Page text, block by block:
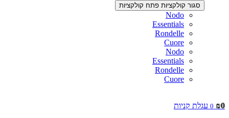
סגור קולקציות פתח קולקציות
Nodo
Essentials
Rondelle
Cuore
Nodo
Essentials
Rondelle
Cuore
₪0
0 עגלת קניות